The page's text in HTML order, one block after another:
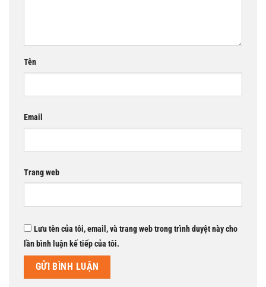
Tên
Email
Trang web
Lưu tên của tôi, email, và trang web trong trình duyệt này cho
lần bình luận kế tiếp của tôi.